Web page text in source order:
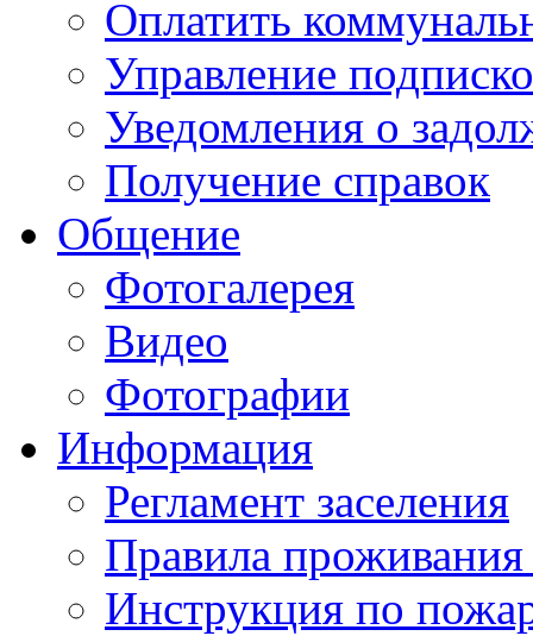
Оплатить
Управление
Уведомления о
Получение справок
Общение
Фотогалерея
Видео
Фотографии
Информация
Регламент заселения
Правила
Инструкция по